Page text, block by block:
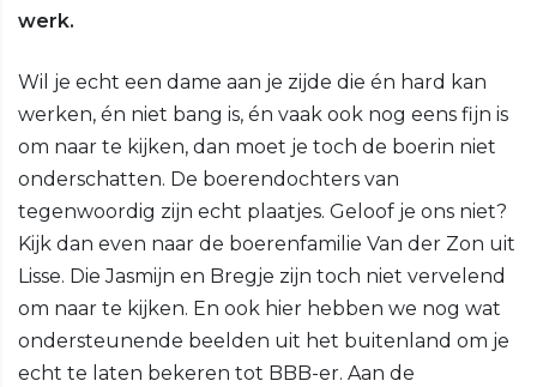
werk.
Wil je echt een dame aan je zijde die én hard kan
werken, én niet bang is, én vaak ook nog eens fijn is
om naar te kijken, dan moet je toch de boerin niet
onderschatten. De boerendochters van
tegenwoordig zijn echt plaatjes. Geloof je ons niet?
Kijk dan even naar de boerenfamilie Van der Zon uit
Lisse. Die Jasmijn en Bregje zijn toch niet vervelend
om naar te kijken. En ook hier hebben we nog wat
ondersteunende beelden uit het buitenland om je
echt te laten bekeren tot BBB-er. Aan de